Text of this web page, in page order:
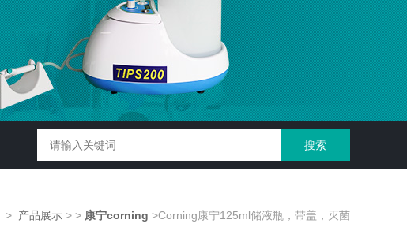
> 产品展示 > > 康宁corning >Corning康宁125ml储液瓶，带盖，灭菌